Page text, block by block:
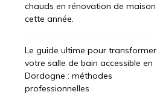
chauds en rénovation de maison
cette année.
Le guide ultime pour transformer
votre salle de bain accessible en
Dordogne : méthodes
professionnelles